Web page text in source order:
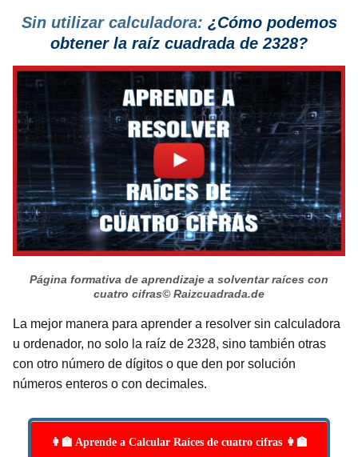
Sin utilizar calculadora: ¿Cómo podemos
obtener la raíz cuadrada de 2328?
Página formativa de aprendizaje a solventar raíces con
cuatro cifras© Raizcuadrada.de
La mejor manera para aprender a resolver sin calculadora
u ordenador, no solo la raíz de 2328, sino también otras
con otro número de dígitos o que den por solución
números enteros o con decimales.
👩‍🏫 Aprende a Calcular Raíces de cuatro cifras 👩‍🏫